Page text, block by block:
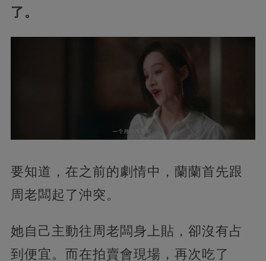
了。
要知道，在之前的劇情中，蘭蘭首先跟
周老闆起了沖突。
她自己主動往周老闆身上貼，卻沒有占
到便宜。而在拍賣會現場，再次吃了